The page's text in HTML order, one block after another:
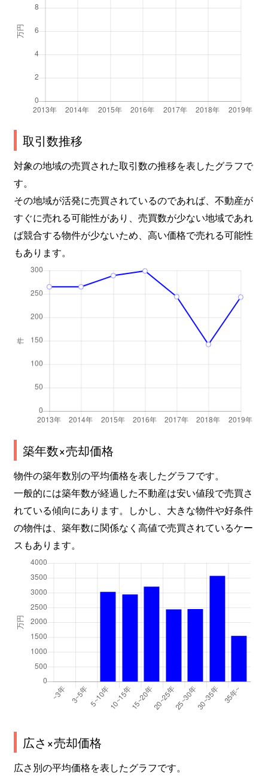
取引数推移
対象の地域の売買された取引数の推移を表したグラフで
す。
その地域が活発に売買されているのであれば、不動産が
すぐに売れる可能性があり、売買数が少ない地域であれ
ば競合する物件が少ないため、高い価格で売れる可能性
もあります。
築年数×売却価格
物件の築年数別の平均価格を表したグラフです。
一般的には築年数が経過した不動産は安い値段で売買さ
れている傾向にあります。しかし、大きな物件や好条件
の物件は、築年数に関係なく高値で売買されているケー
スもあります。
広さ×売却価格
広さ別の平均価格を表したグラフです。